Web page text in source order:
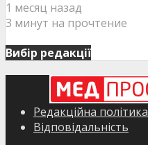
1 месяц назад
3 минут на прочтение
Вибір редакції
Редакційна політика
Відповідальність